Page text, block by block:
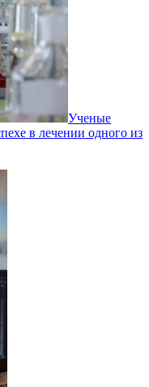
Ученые
в лечении одного из